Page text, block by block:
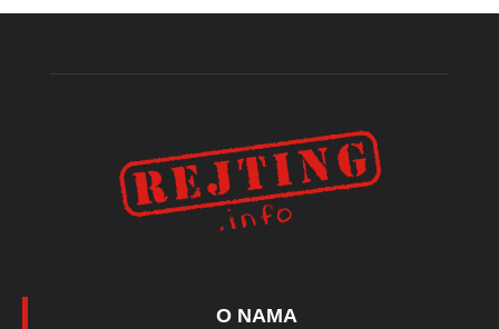
O NAMA